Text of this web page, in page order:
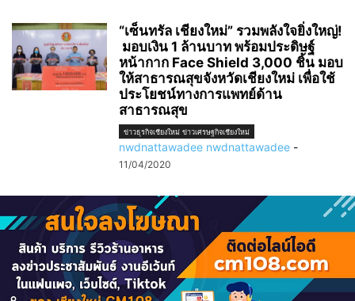
“เซ็นทรัล เชียงใหม่” รวมพลังใจยิ่งใหญ่!
มอบเงิน 1 ล้านบาท พร้อมประดิษฐ์
หน้ากาก Face Shield 3,000 ชิ้น มอบ
ให้สาธารณสุขจังหวัดเชียงใหม่ เพื่อใช้
ประโยชน์ทางการแพทย์ด้าน
สาธารณสุข
ข่าวธุรกิจเชียงใหม่ ข่าวเศรษฐกิจเชียงใหม่
nwdnattawadee nwdnattawadee -
11/04/2020